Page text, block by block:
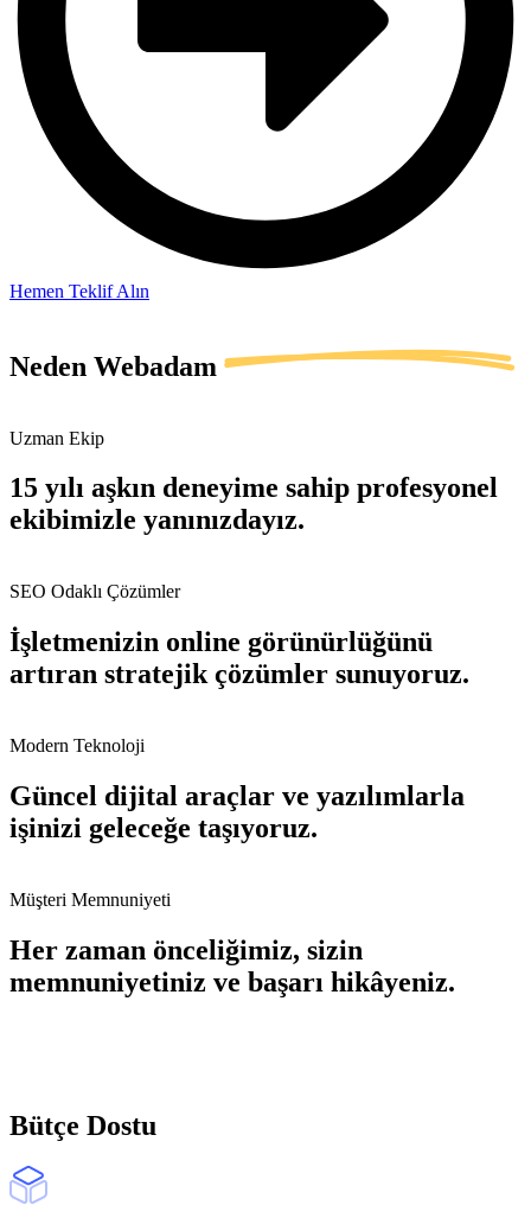
Hemen Teklif Alın
Neden Webadam
Uzman Ekip
15 yılı aşkın deneyime sahip profesyonel
ekibimizle yanınızdayız.
SEO Odaklı Çözümler
İşletmenizin online görünürlüğünü
artıran stratejik çözümler sunuyoruz.
Modern Teknoloji
Güncel dijital araçlar ve yazılımlarla
işinizi geleceğe taşıyoruz.
Müşteri Memnuniyeti
Her zaman önceliğimiz, sizin
memnuniyetiniz ve başarı hikâyeniz.
Bütçe Dostu